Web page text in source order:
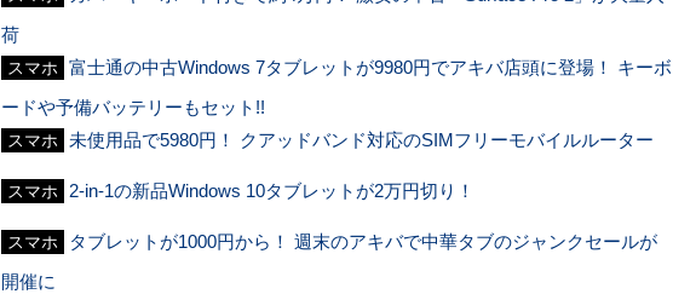
荷
スマホ
富士通の中古Windows 7タブレットが9980円でアキバ店頭に登場！ キーボ
ードや予備バッテリーもセット!!
スマホ 未使用品で5980円！ クアッドバンド対応のSIMフリーモバイルルーター
スマホ 2-in-1の新品Windows 10タブレットが2万円切り！
スマホ
タブレットが1000円から！ 週末のアキバで中華タブのジャンクセールが
開催に